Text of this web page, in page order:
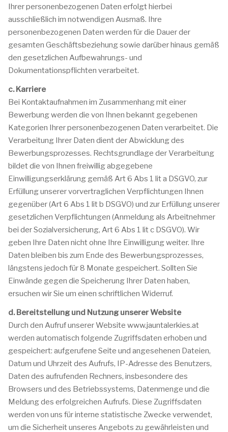
Ihrer personenbezogenen Daten erfolgt hierbei
ausschließlich im notwendigen Ausmaß. Ihre
personenbezogenen Daten werden für die Dauer der
gesamten Geschäftsbeziehung sowie darüber hinaus gemäß
den gesetzlichen Aufbewahrungs- und
Dokumentationspflichten verarbeitet.
c. Karriere
Bei Kontaktaufnahmen im Zusammenhang mit einer
Bewerbung werden die von Ihnen bekannt gegebenen
Kategorien Ihrer personenbezogenen Daten verarbeitet. Die
Verarbeitung Ihrer Daten dient der Abwicklung des
Bewerbungsprozesses. Rechtsgrundlage der Verarbeitung
bildet die von Ihnen freiwillig abgegebene
Einwilligungserklärung gemäß Art 6 Abs 1 lit a DSGVO, zur
Erfüllung unserer vorvertraglichen Verpflichtungen Ihnen
gegenüber (Art 6 Abs 1 lit b DSGVO) und zur Erfüllung unserer
gesetzlichen Verpflichtungen (Anmeldung als Arbeitnehmer
bei der Sozialversicherung, Art 6 Abs 1 lit c DSGVO). Wir
geben Ihre Daten nicht ohne Ihre Einwilligung weiter. Ihre
Daten bleiben bis zum Ende des Bewerbungsprozesses,
längstens jedoch für 8 Monate gespeichert. Sollten Sie
Einwände gegen die Speicherung Ihrer Daten haben,
ersuchen wir Sie um einen schriftlichen Widerruf.
d. Bereitstellung und Nutzung unserer Website
Durch den Aufruf unserer Website www.jauntalerkies.at
werden automatisch folgende Zugriffsdaten erhoben und
gespeichert: aufgerufene Seite und angesehenen Dateien,
Datum und Uhrzeit des Aufrufs, IP-Adresse des Benutzers,
Daten des aufrufenden Rechners, insbesondere des
Browsers und des Betriebssystems, Datenmenge und die
Meldung des erfolgreichen Aufrufs. Diese Zugriffsdaten
werden von uns für interne statistische Zwecke verwendet,
um die Sicherheit unseres Angebots zu gewährleisten und